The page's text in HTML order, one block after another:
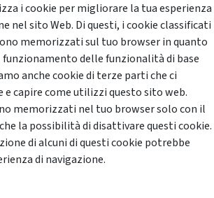
i cookie per migliorare la tua esperienza
nel sito Web. Di questi, i cookie classificati
memorizzati sul tuo browser in quanto
delle funzionalità di base
anche cookie di terze parti che ci
e capire come utilizzi questo sito web.
memorizzati nel tuo browser solo con il
la possibilità di disattivare questi cookie.
di alcuni di questi cookie potrebbe
di navigazione.